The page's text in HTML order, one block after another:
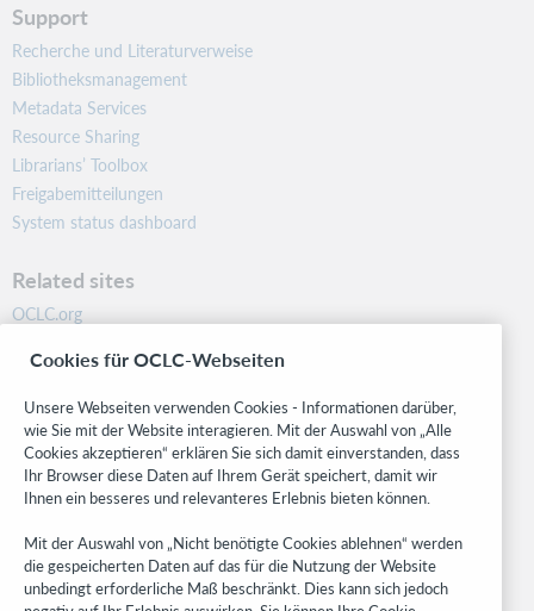
Support
Recherche und Literaturverweise
Bibliotheksmanagement
Metadata Services
Resource Sharing
Librarians’ Toolbox
Freigabemitteilungen
System status dashboard
Related sites
OCLC.org
Community
Research
WebJunction
Developer Network
Stay in the know.
Get the latest product updates, research, events, and much more—
right to your inbox.
Cookies für OCLC-Webseiten
Unsere Webseiten verwenden Cookies - Informationen darüber,
wie Sie mit der Website interagieren. Mit der Auswahl von „Alle
Cookies akzeptieren“ erklären Sie sich damit einverstanden, dass
Ihr Browser diese Daten auf Ihrem Gerät speichert, damit wir
Ihnen ein besseres und relevanteres Erlebnis bieten können.
Mit der Auswahl von „Nicht benötigte Cookies ablehnen“ werden
die gespeicherten Daten auf das für die Nutzung der Website
unbedingt erforderliche Maß beschränkt. Dies kann sich jedoch